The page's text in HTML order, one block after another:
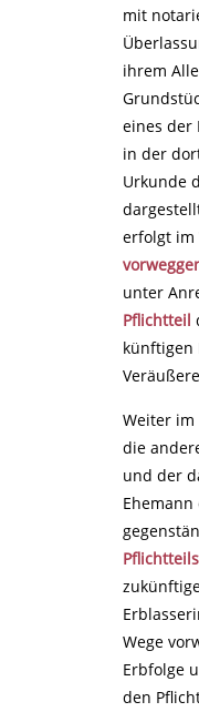
mit
ihrem
eines der
in der
Urkunde
erfolgt im
unter
Pflichtteil
künftigen
Weiter
die
und der
Ehemann
Wege
Erbfolge
den